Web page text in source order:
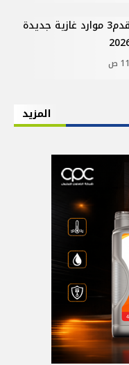
«دانة غاز»: 10 مليارات قدم3 موارد غازية جديدة
المزيد